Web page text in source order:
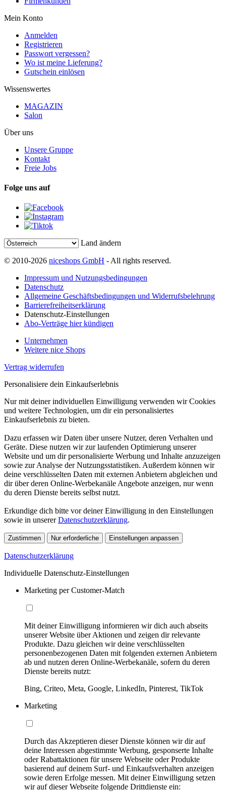
Mein Konto
Anmelden
Registrieren
Passwort vergessen?
Wo ist meine Lieferung?
Gutschein einlösen
Wissenswertes
MAGAZIN
Salon
Über uns
Unsere Gruppe
Kontakt
Freie Jobs
Folge uns auf
Land ändern
© 2010-2026 niceshops GmbH - All rights reserved.
Impressum und Nutzungsbedingungen
Datenschutz
Allgemeine Geschäftsbedingungen und Widerrufsbelehrung
Barrierefreiheitserklärung
Datenschutz-Einstellungen
Abo-Verträge hier kündigen
Unternehmen
Weitere nice Shops
Vertrag widerrufen
Personalisiere dein Einkaufserlebnis
Nur mit deiner individuellen Einwilligung verwenden wir Cookies
und weitere Technologien, um dir ein personalisiertes
Einkaufserlebnis zu bieten.
Dazu erfassen wir Daten über unsere Nutzer, deren Verhalten und
Geräte. Diese nutzen wir zur laufenden Optimierung unserer
Website und um dir personalisierte Werbung und Inhalte anzuzeigen
sowie zur Analyse der Nutzungsstatistiken. Außerdem können wir
deine verschlüsselten Daten mit externen Anbietern abgleichen und
dir über deren Online-Werbekanäle Angebote anzeigen, nur wenn
du deren Dienste bereits selbst nutzt.
Erkundige dich bitte vor deiner Einwilligung in den Einstellungen
sowie in unsererDatenschutzerklärung.
Zustimmen Nur erforderliche Einstellungen anpassen
Datenschutzerklärung
Individuelle Datenschutz-Einstellungen
Marketing per Customer-Match
Mit deiner Einwilligung informieren wir dich auch abseits
unserer Website über Aktionen und zeigen dir relevante
Produkte. Dazu gleichen wir deine verschlüsselten
personenbezogenen Daten mit folgenden externen Anbietern
ab und nutzen deren Online-Werbekanäle, sofern du deren
Dienste bereits nutzt:
Bing, Criteo, Meta, Google, LinkedIn, Pinterest, TikTok
Marketing
Durch das Akzeptieren dieser Dienste können wir dir auf
deine Interessen abgestimmte Werbung, gesponserte Inhalte
oder Rabattaktionen für unsere Webseite oder Produkte
basierend auf deinem Surf- und Einkaufsverhalten anzeigen
sowie deren Erfolge messen. Mit deiner Einwilligung setzen
wir auf dieser Webseite folgende Drittdienste ein: